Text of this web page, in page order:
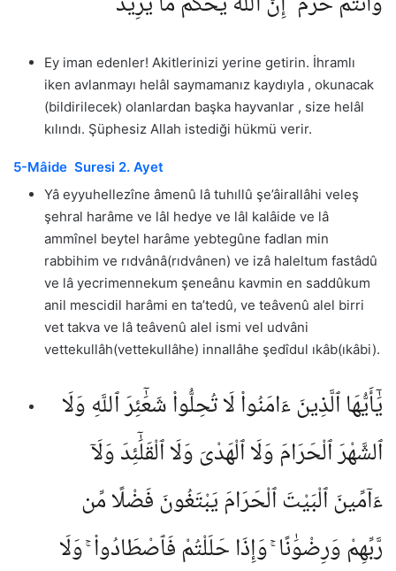
Ey iman edenler! Akitlerinizi yerine getirin. İhramlı
iken avlanmayı helâl saymamanız kaydıyla , okunacak
(bildirilecek) olanlardan başka hayvanlar , size helâl
kılındı. Şüphesiz Allah istediği hükmü verir.
5-Mâide Suresi 2. Ayet
Yâ eyyuhellezîne âmenû lâ tuhıllû şe’âirallâhi veleş
şehral harâme ve lâl hedye ve lâl kalâide ve lâ
ammînel beytel harâme yebtegûne fadlan min
rabbihim ve rıdvânâ(rıdvânen) ve izâ haleltum fastâdû
ve lâ yecrimennekum şeneânu kavmin en saddûkum
anil mescidil harâmi en ta’tedû, ve teâvenû alel birri
vet takva ve lâ teâvenû alel ismi vel udvâni
vettekullâh(vettekullâhe) innallâhe şedîdul ıkâb(ıkâbi).
يَٰٓأَيُّهَا ٱلَّذِينَ ءَامَنُوا۟ لَا تُحِلُّوا۟ شَعَٰٓئِرَ ٱللَّهِ وَلَا
ٱلشَّهْرَ ٱلْحَرَامَ وَلَا ٱلْهَدْىَ وَلَا ٱلْقَلَٰٓئِدَ وَلَآ
ءَآمِّينَ ٱلْبَيْتَ ٱلْحَرَامَ يَبْتَغُونَ فَضْلًا مِّن
رَّبِّهِمْ وَرِضْوَٰنًا ۚ وَإِذَا حَلَلْتُمْ فَٱصْطَادُوا۟ ۚ وَلَا